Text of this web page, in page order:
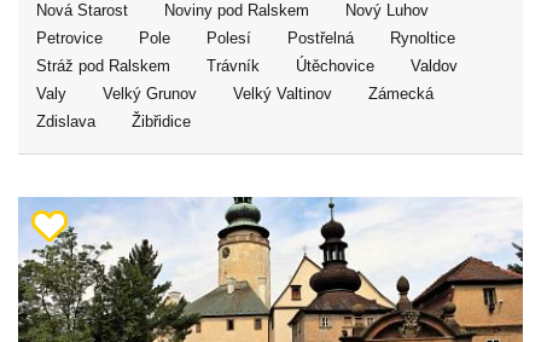
Nová Starost
Noviny pod Ralskem
Nový Luhov
Petrovice
Pole Polesí Postřelná
Rynoltice
Stráž pod Ralskem
Trávník Útěchovice
Valdov
Valy
Velký Grunov Velký Valtinov
Zámecká
Zdislava
Žibřidice